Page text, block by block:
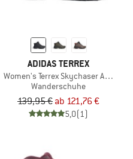
ADIDAS TERREX
Women's Terrex Skychaser AX5 Mid
Wanderschuhe
139,95 € ab 121,76 €
5,0(1)